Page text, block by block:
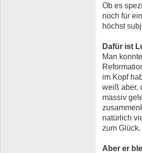
Ob es
noch für
höchst
Dafür ist
Man
im Kopf
weiß aber,
massiv
natürlich
zum Glück.
Aber er